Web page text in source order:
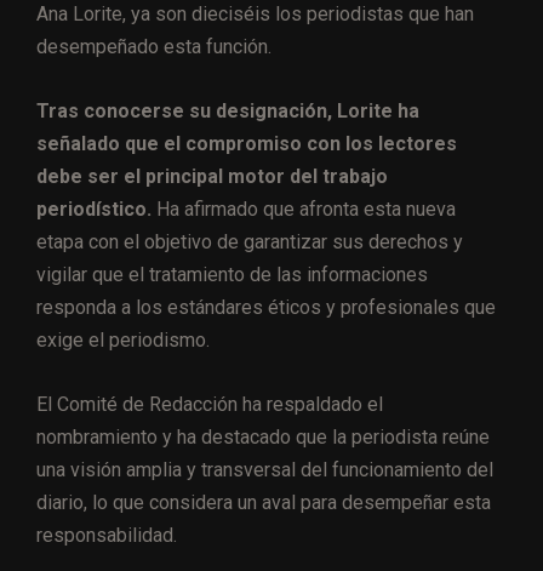
Ana Lorite, ya son dieciséis los periodistas que han
desempeñado esta función.
Tras conocerse su designación, Lorite ha
señalado que el compromiso con los lectores
debe ser el principal motor del trabajo
periodístico. Ha afirmado que afronta esta nueva
etapa con el objetivo de garantizar sus derechos y
vigilar que el tratamiento de las informaciones
responda a los estándares éticos y profesionales que
exige el periodismo.
El Comité de Redacción ha respaldado el
nombramiento y ha destacado que la periodista reúne
una visión amplia y transversal del funcionamiento del
diario, lo que considera un aval para desempeñar esta
responsabilidad.